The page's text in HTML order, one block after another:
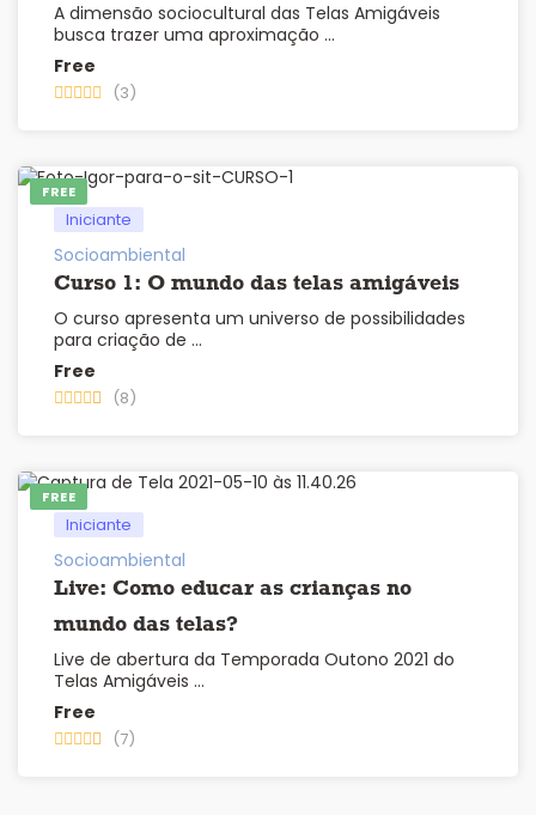
A dimensão sociocultural das Telas Amigáveis
busca trazer uma aproximação …
Free
(3)
FREE
Iniciante
Socioambiental
Curso 1: O mundo das telas amigáveis
O curso apresenta um universo de possibilidades
para criação de …
Free
(8)
FREE
Iniciante
Socioambiental
Live: Como educar as crianças no
mundo das telas?
Live de abertura da Temporada Outono 2021 do
Telas Amigáveis …
Free
(7)